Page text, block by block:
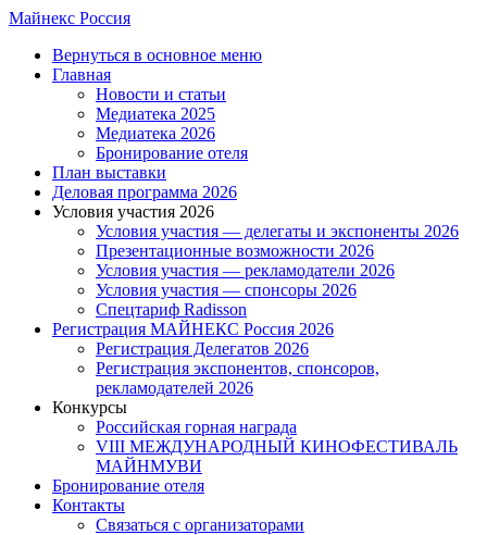
Skip
main
content
Майнекс Россия
Menu
Вернуться в основное меню
Главная
Новости и статьи
Медиатека 2025
Медиатека 2026
Бронирование отеля
План выставки
Деловая программа 2026
Условия участия 2026
Условия участия — делегаты и экспоненты 2026
Презентационные возможности 2026
Условия участия — рекламодатели 2026
Условия участия — спонсоры 2026
Спецтариф Radisson
Регистрация МАЙНЕКС Россия 2026
Регистрация Делегатов 2026
Регистрация экспонентов, спонсоров,
рекламодателей 2026
Конкурсы
Российская горная награда
VIII МЕЖДУНАРОДНЫЙ КИНОФЕСТИВАЛЬ
МАЙНМУВИ
Бронирование отеля
Контакты
Связаться с организаторами